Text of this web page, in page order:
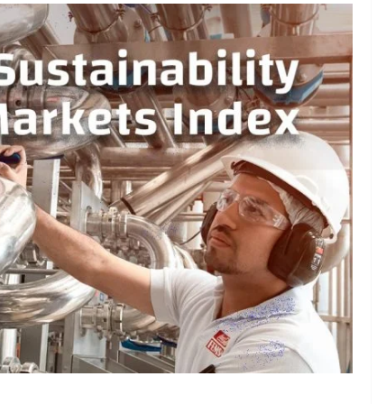
EMPRESARIAL
Un hogar más allá del
inmueble: las familias